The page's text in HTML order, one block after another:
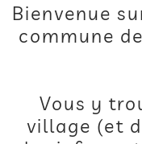
Bienvenue
commune
Vous y
village (et